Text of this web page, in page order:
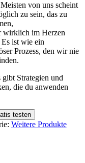
von uns scheint
zu sein, das zu
wirklich im Herzen
ist wie ein
Prozess, den wir nie
gibt Strategien und
die du anwenden
testen
Weitere Produkte